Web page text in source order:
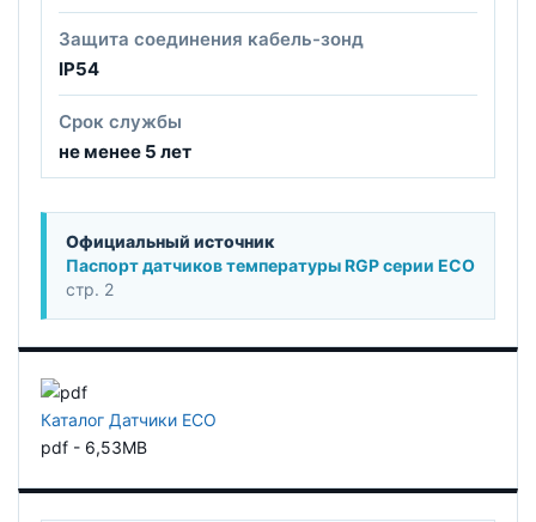
Защита соединения кабель-зонд
IP54
Срок службы
не менее 5 лет
Официальный источник
Паспорт датчиков температуры RGP серии ECO
стр. 2
Каталог Датчики ECO
pdf - 6,53MB